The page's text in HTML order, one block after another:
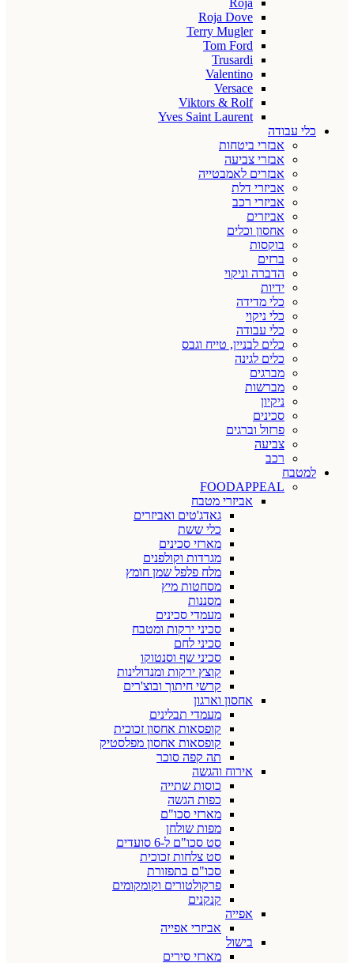
Roja
Roja Dove
Terry Mugler
Tom Ford
Trusardi
Valentino
Versace
Viktors & Rolf
Yves Saint Laurent
כלי עבודה
אבזרי ביטחות
אבזרי צביעה
אבזרים לאמבטייה
אביזרי דלת
אביזרי רכב
אביזרים
אחסון וכלים
בוקסות
ברזים
הדברה וניקוי
ידיות
כלי מדידה
כלי ניקוי
כלי עבודה
כלים לבניין, טייח וגבס
כלים לגינה
מברגים
מברשות
ניקיון
סכינים
פרזול וברגים
צביעה
רכב
למטבח
FOODAPPEAL
אביזרי מטבח
גאדג'טים ואביזרים
כלי ששת
מארזי סכינים
מגרדות וקולפנים
מלח פלפל שמן חומץ
מסחטות מיץ
מסננות
מעמדי סכינים
סכיני ירקות ומטבח
סכיני לחם
סכיני שף וסנטוקו
קוצץ ירקות ומנדולינות
קרשי חיתוך ובוצ'רים
אחסון וארגון
מעמדי תבלינים
קופסאות אחסון זכוכית
קופסאות אחסון מפלסטיק
תה קפה סוכר
אירוח והגשה
כוסות שתייה
כפות הגשה
מארזי סכו"ם
מפות שולחן
סט סכו"ם ל-6 סועדים
סט צלחות זכוכית
סכו"ם בתפזורת
פרקולטורים וקומקומים
קנקנים
אפייה
אביזרי אפייה
בישול
מארזי סירים